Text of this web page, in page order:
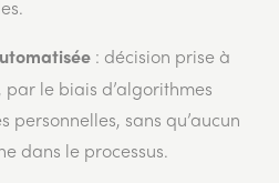
: décision prise à
par le biais d’algorithmes
personnelles, sans qu’aucun
dans le processus.